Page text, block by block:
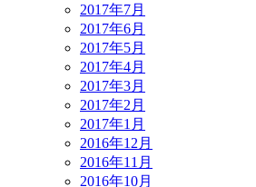
2017年7月
2017年6月
2017年5月
2017年4月
2017年3月
2017年2月
2017年1月
2016年12月
2016年11月
2016年10月